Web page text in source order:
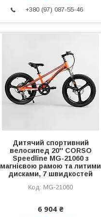
+380 (97) 087-55-46
Дитячий спортивний
велосипед 20'' CORSO
Speedline MG-21060 з
магнієвою рамою та литими
дисками, 7 швидкостей
MG-21060
6 904 ₴